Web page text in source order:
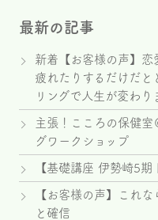
最新の記事
新着【お客様の声】恋
疲れたりするだけだと
リングで人生が変わり
主張！こころの保健室
グワークショップ
【基礎講座 伊勢崎5期
【お客様の声】これ
と確信